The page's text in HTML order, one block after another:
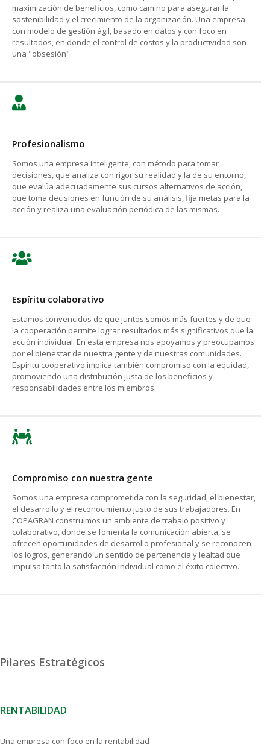
maximización de beneficios, como camino para asegurar la
sostenibilidad y el crecimiento de la organización. Una empresa
con modelo de gestión ágil, basado en datos y con foco en
resultados, en donde el control de costos y la productividad son
una
obsesión .
Profesionalismo
Somos una empresa inteligente, con método para tomar
decisiones, que analiza con rigor su realidad y la de su entorno,
que evalúa adecuadamente sus cursos alternativos de acción,
que toma decisiones en función de su análisis, fija metas para la
acción y realiza una evaluación periódica de las mismas.
Espíritu colaborativo
Estamos convencidos de que juntos somos más fuertes y de que
la cooperación permite lograr resultados más significativos que la
acción individual. En esta empresa nos apoyamos y preocupamos
por el bienestar de nuestra gente y de nuestras comunidades.
Espíritu cooperativo implica también compromiso con la equidad,
promoviendo una distribución justa de los beneficios y
responsabilidades entre los miembros.
Compromiso con nuestra gente
Somos una empresa comprometida con la seguridad, el bienestar,
el desarrollo y el reconocimiento justo de sus trabajadores. En
COPAGRAN construimos un ambiente de trabajo positivo y
colaborativo, donde se fomenta la comunicación abierta, se
ofrecen oportunidades de desarrollo profesional y se reconocen
los logros, generando un sentido de pertenencia y lealtad que
impulsa tanto la satisfacción individual como el éxito colectivo.
Pilares Estratégicos
RENTABILIDAD
Una empresa con foco en la rentabilidad